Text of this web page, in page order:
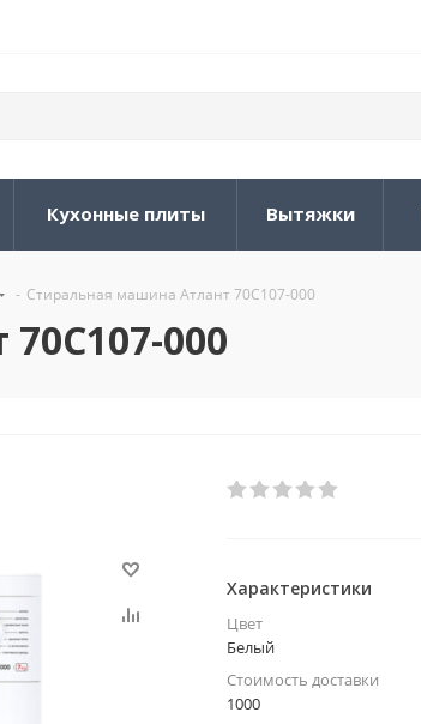
Кухонные плиты Вытяжки
- Стиральная машина Атлант 70С107-000
000
Характеристики
Цвет
Белый
Стоимость доставки
1000